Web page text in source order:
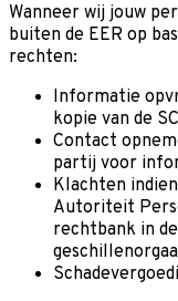
Wanneer wij jouw
buiten de EER op
rechten:
Informatie
kopie van de
Contact
partij voor
Klachten
Autoriteit
rechtbank in